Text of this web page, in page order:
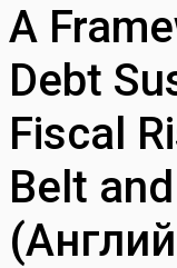
A
Debt
Fiscal
Belt